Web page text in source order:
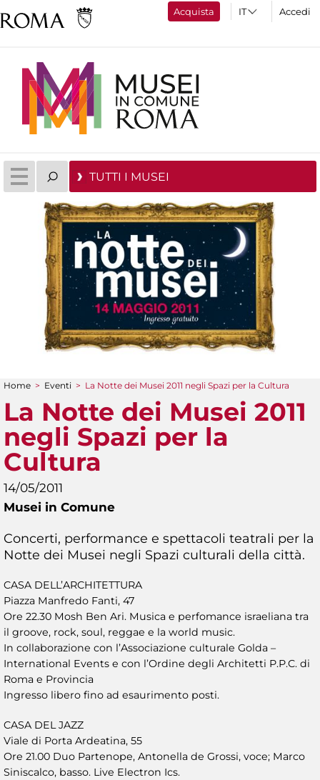
Acquista Accedi
TUTTI I MUSEI
Tu sei qui
Home > Eventi > La Notte dei Musei 2011 negli Spazi per la Cultura
La Notte dei Musei 2011
negli Spazi per la
Cultura
14/05/2011
Musei in Comune
Concerti, performance e spettacoli teatrali per la
Notte dei Musei negli Spazi culturali della città.
CASA DELL’ARCHITETTURA
Piazza Manfredo Fanti, 47
Ore 22.30 Mosh Ben Ari. Musica e perfomance israeliana tra
il groove, rock, soul, reggae e la world music.
In collaborazione con l’Associazione culturale Golda –
International Events e con l’Ordine degli Architetti P.P.C. di
Roma e Provincia
Ingresso libero fino ad esaurimento posti.
CASA DEL JAZZ
Viale di Porta Ardeatina, 55
Ore 21.00 Duo Partenope, Antonella de Grossi, voce; Marco
Siniscalco, basso. Live Electron Ics.